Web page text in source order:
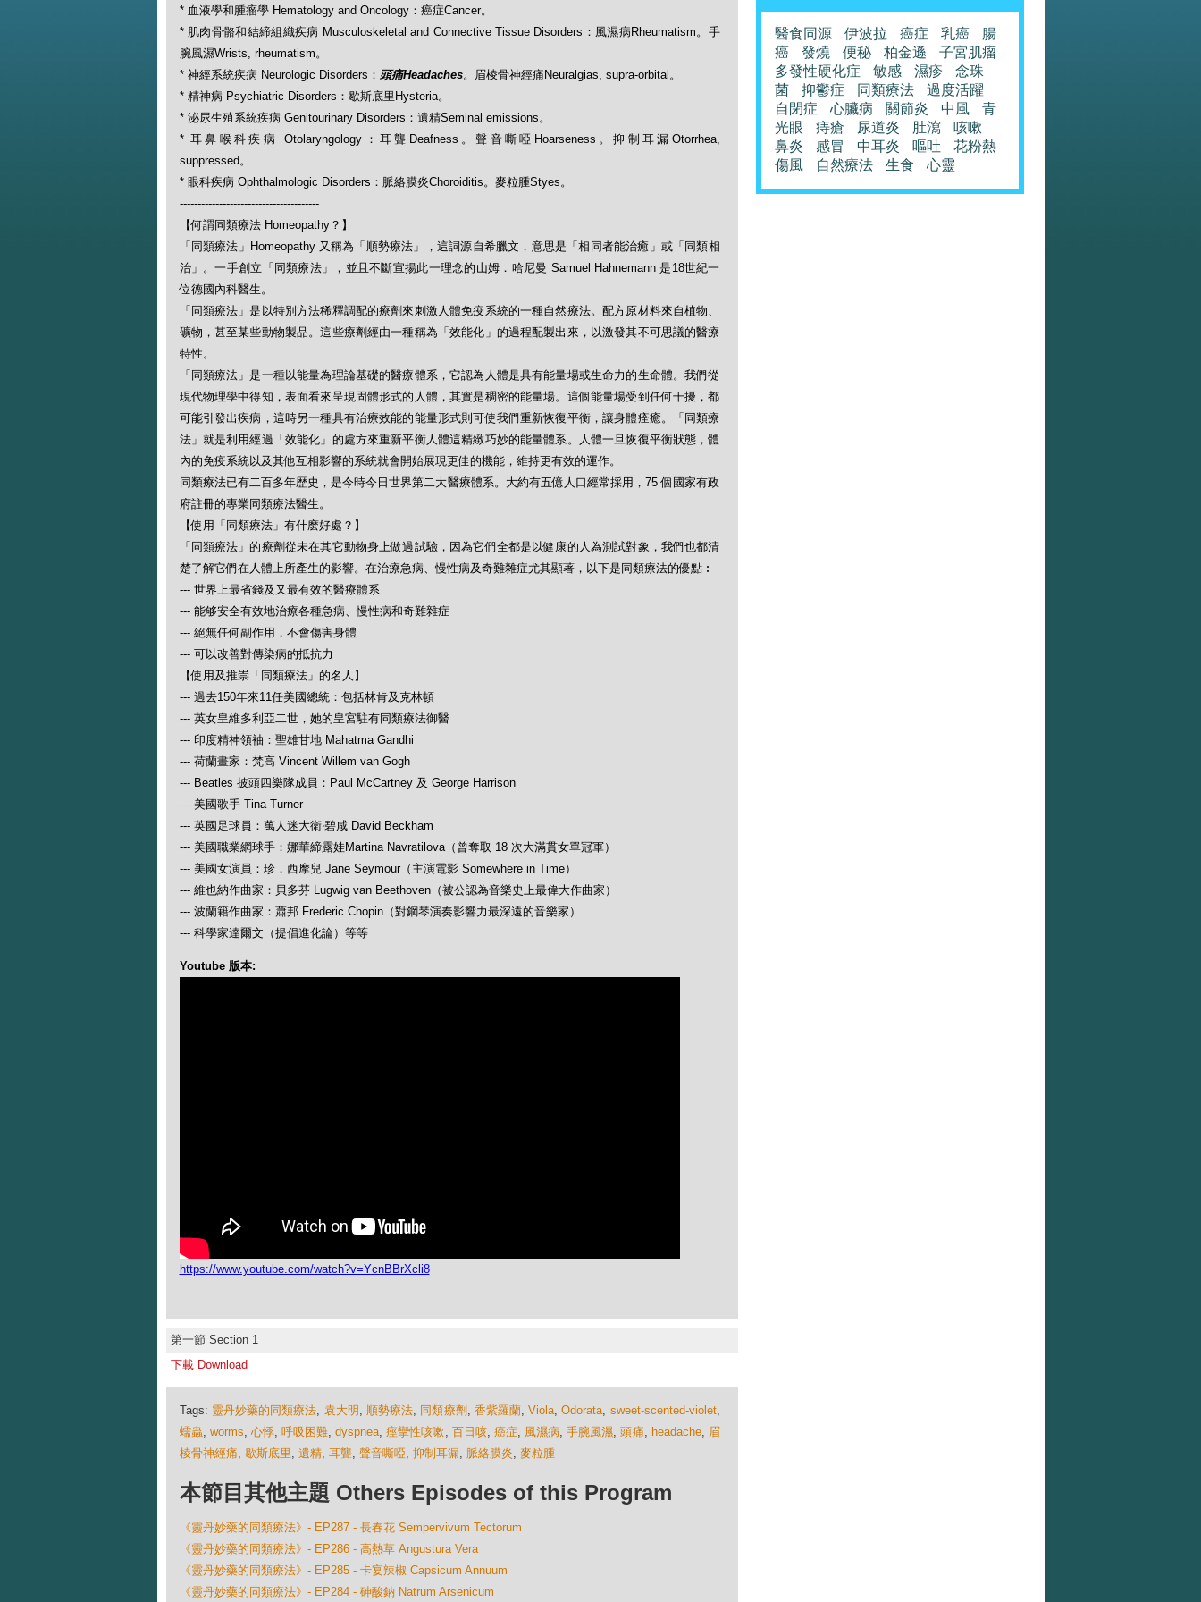
* 血液學和腫瘤學 Hematology and Oncology：癌症Cancer。
* 肌肉骨骼和結締組織疾病 Musculoskeletal and Connective Tissue Disorders：風濕病Rheumatism。手
腕風濕Wrists, rheumatism。
* 神經系統疾病 Neurologic Disorders： 頭痛Headaches。眉棱骨神經痛Neuralgias, supra-orbital。
* 精神病 Psychiatric Disorders：歇斯底里Hysteria。
* 泌尿生殖系統疾病 Genitourinary Disorders：遺精Seminal emissions。
* 耳鼻喉科疾病 Otolaryngology：耳聾Deafness。聲音嘶啞Hoarseness。抑制耳漏Otorrhea,
suppressed。
* 眼科疾病 Ophthalmologic Disorders：脈絡膜炎Choroiditis。麥粒腫Styes。
---------------------------------------
【何謂同類療法 Homeopathy？】
「同類療法」Homeopathy 又稱為「順勢療法」，這詞源自希臘文，意思是「相同者能治癒」或「同類相
治」。一手創立「同類療法」，並且不斷宣揚此一理念的山姆．哈尼曼 Samuel Hahnemann 是18世紀一
位德國內科醫生。
「同類療法」是以特別方法稀釋調配的療劑來刺激人體免疫系統的一種自然療法。配方原材料來自植物、
礦物，甚至某些動物製品。這些療劑經由一種稱為「效能化」的過程配製出來，以激發其不可思議的醫療
特性。
「同類療法」是一種以能量為理論基礎的醫療體系，它認為人體是具有能量場或生命力的生命體。我們從
現代物理學中得知，表面看來呈現固體形式的人體，其實是稠密的能量場。這個能量場受到任何干擾，都
可能引發出疾病，這時另一種具有治療效能的能量形式則可使我們重新恢復平衡，讓身體痊癒。「同類療
法」就是利用經過「效能化」的處方來重新平衡人體這精緻巧妙的能量體系。人體一旦恢復平衡狀態，體
內的免疫系統以及其他互相影響的系統就會開始展現更佳的機能，維持更有效的運作。
同類療法已有二百多年歴史，是今時今日世界第二大醫療體系。大約有五億人口經常採用，75 個國家有政
府註冊的專業同類療法醫生。
【使用「同類療法」有什麽好處？】
「同類療法」的療劑從未在其它動物身上做過試驗，因為它們全都是以健康的人為測試對象，我們也都清
楚了解它們在人體上所產生的影響。在治療急病、慢性病及奇難雜症尤其顯著，以下是同類療法的優點︰
--- 世界上最省錢及又最有效的醫療體系
--- 能够安全有效地治療各種急病、慢性病和奇難雜症
--- 絕無任何副作用，不會傷害身體
--- 可以改善對傳染病的抵抗力
【使用及推崇「同類療法」的名人】
--- 過去150年來11任美國總統：包括林肯及克林頓
--- 英女皇維多利亞二世，她的皇宮駐有同類療法御醫
--- 印度精神領袖：聖雄甘地 Mahatma Gandhi
--- 荷蘭畫家：梵高 Vincent Willem van Gogh
--- Beatles 披頭四樂隊成員：Paul McCartney 及 George Harrison
--- 美國歌手 Tina Turner
--- 英國足球員：萬人迷大衛‧碧咸 David Beckham
--- 美國職業網球手：娜華締露娃Martina Navratilova（曾奪取 18 次大滿貫女單冠軍）
--- 美國女演員：珍．西摩兒 Jane Seymour（主演電影 Somewhere in Time）
--- 維也納作曲家：貝多芬 Lugwig van Beethoven（被公認為音樂史上最偉大作曲家）
--- 波蘭籍作曲家：蕭邦 Frederic Chopin（對鋼琴演奏影響力最深遠的音樂家）
--- 科學家達爾文（提倡進化論）等等
Youtube 版本:
https://www.youtube.com/watch?v=YcnBBrXcli8
第一節 Section 1
下載 Download
Tags: 靈丹妙藥的同類療法, 袁大明 , 順勢療法, 同類療劑 , 香紫羅蘭,Viola,Odorata, sweet-scented-violet,
蠕蟲, worms, 心悸, 呼吸困難,dyspnea,痙攣性咳嗽 , 百日咳, 癌症, 風濕病,手腕風濕,頭痛, headache, 眉
棱骨神經痛, 歇斯底里, 遺精, 耳聾, 聲音嘶啞, 抑制耳漏, 脈絡膜炎, 麥粒腫
本節目其他主題 Others Episodes of this Program
《靈丹妙藥的同類療法》- EP287 - 長春花 Sempervivum Tectorum
《靈丹妙藥的同類療法》- EP286 - 高熱草 Angustura Vera
《靈丹妙藥的同類療法》- EP285 - 卡宴辣椒 Capsicum Annuum
《靈丹妙藥的同類療法》- EP284 - 砷酸鈉 Natrum Arsenicum
醫食同源 伊波拉 癌症 乳癌
腸
癌
發燒 便秘 柏金遜
子宮肌瘤
多發性硬化症
敏感 濕疹
念珠
菌
抑鬱症 同類療法
過度活躍
自閉症
心臟病 關節炎 中風
青
光眼
痔瘡 尿道炎 肚瀉
咳嗽
鼻炎
感冒 中耳炎 嘔吐
花粉熱
傷風
自然療法 生食 心靈